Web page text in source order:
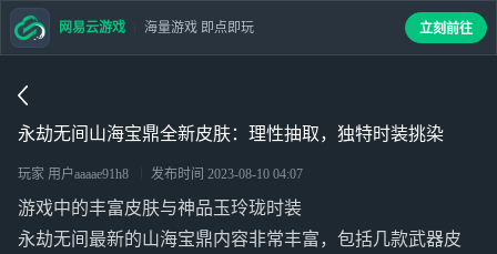
永劫无间山海宝鼎全新皮肤：理性抽取，独特时装挑染
玩家 用户aaaae91h8 发布时间 2023-08-10 04:07
游戏中的丰富皮肤与神品玉玲珑时装
永劫无间最新的山海宝鼎内容非常丰富，包括几款武器皮
网易云游戏 海量游戏 即点即玩 立刻前往